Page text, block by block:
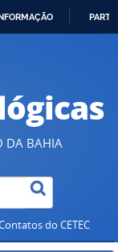
DA BAHIA
do CETEC